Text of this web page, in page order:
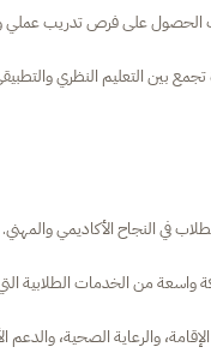
الحصول على فرص تدريب عملي
بين التعليم النظري
في النجاح الأكاديمي والمهني.
واسعة من الخدمات الطلابية
والرعاية الصحية، والدعم